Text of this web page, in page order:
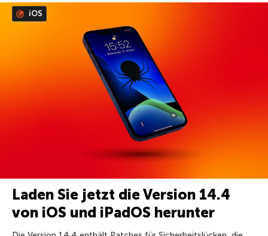
iOS
Laden Sie jetzt die Version 14.4
von iOS und iPadOS herunter